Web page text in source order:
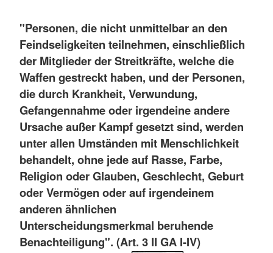
"Personen, die nicht unmittelbar an den
Feindseligkeiten teilnehmen, einschließlich
der Mitglieder der Streitkräfte, welche die
Waffen gestreckt haben, und der Personen,
die durch Krankheit, Verwundung,
Gefangennahme oder irgendeine andere
Ursache außer Kampf gesetzt sind, werden
unter allen Umständen mit Menschlichkeit
behandelt, ohne jede auf Rasse, Farbe,
Religion oder Glauben, Geschlecht, Geburt
oder Vermögen oder auf irgendeinem
anderen ähnlichen
Unterscheidungsmerkmal beruhende
Benachteiligung". (Art. 3 II GA I-IV)